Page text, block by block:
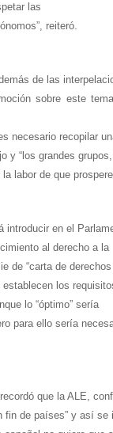
las
reiteró.
de las
sobre este
necesario recopilar
y “los grandes
labor de que
introducir en el
al derecho a la
de “carta de
establecen los
lo “óptimo” sería
para ello sería
que la ALE,
fin de países” y así se